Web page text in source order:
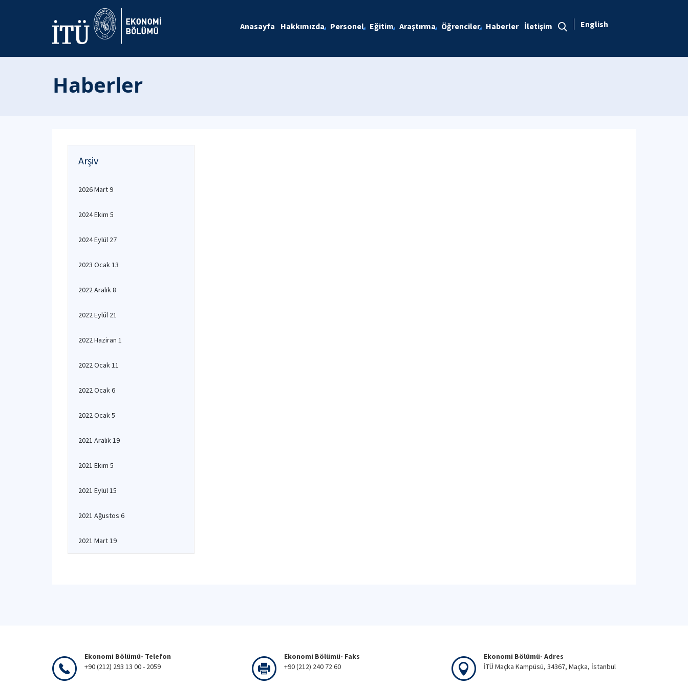
Anasayfa Hakkımızda Personel Eğitim Araştırma Öğrenciler Haberler İletişim English
Haberler
Arşiv
2026 Mart 9
2024 Ekim 5
2024 Eylül 27
2023 Ocak 13
2022 Aralık 8
2022 Eylül 21
2022 Haziran 1
2022 Ocak 11
2022 Ocak 6
2022 Ocak 5
2021 Aralık 19
2021 Ekim 5
2021 Eylül 15
2021 Ağustos 6
2021 Mart 19
Ekonomi Bölümü- Telefon
+90 (212) 293 13 00 - 2059
Ekonomi Bölümü- Faks
+90 (212) 240 72 60
Ekonomi Bölümü- Adres
İTÜ Maçka Kampüsü, 34367, Maçka, İstanbul